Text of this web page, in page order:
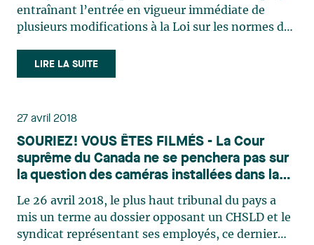
entraînant l’entrée en vigueur immédiate de
plusieurs modifications à la Loi sur les normes du
conciliation famille-travail. Notre bulletin publié
le 21 mars 2018 reprend l’essentiel de ces (…)
LIRE LA SUITE
27 avril 2018
SOURIEZ! VOUS ÊTES FILMÉS - La Cour
suprême du Canada ne se penchera pas sur
la question des caméras installées dans la
chambre d’un résident
Le 26 avril 2018, le plus haut tribunal du pays a
mis un terme au dossier opposant un CHSLD et le
syndicat représentant ses employés, ce dernier